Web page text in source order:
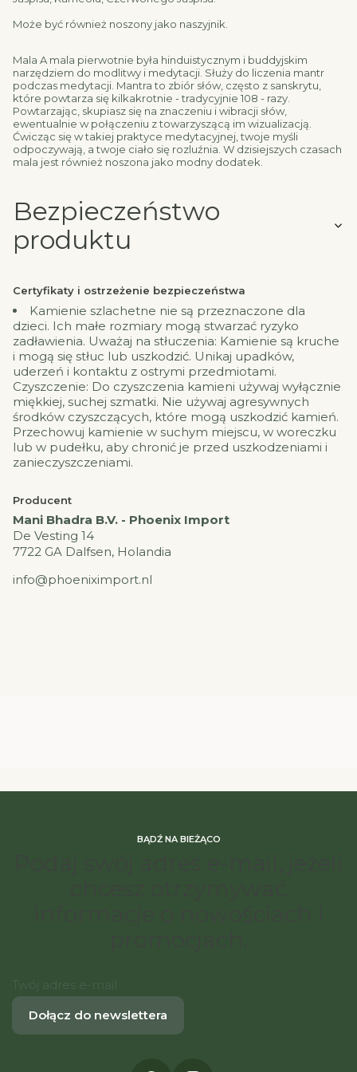
Może być również noszony jako naszyjnik.
Mala A mala pierwotnie była hinduistycznym i buddyjskim
narzędziem do modlitwy i medytacji. Służy do liczenia mantr
podczas medytacji. Mantra to zbiór słów, często z sanskrytu,
które powtarza się kilkakrotnie - tradycyjnie 108 - razy.
Powtarzając, skupiasz się na znaczeniu i wibracji słów,
ewentualnie w połączeniu z towarzyszącą im wizualizacją.
Ćwicząc się w takiej praktyce medytacyjnej, twoje myśli
odpoczywają, a twoje ciało się rozluźnia. W dzisiejszych czasach
mala jest również noszona jako modny dodatek.
Bezpieczeństwo
produktu
Certyfikaty i ostrzeżenie bezpieczeństwa
Kamienie szlachetne nie są przeznaczone dla
dzieci. Ich małe rozmiary mogą stwarzać ryzyko
zadławienia. Uważaj na stłuczenia: Kamienie są kruche
i mogą się stłuc lub uszkodzić. Unikaj upadków,
uderzeń i kontaktu z ostrymi przedmiotami.
Czyszczenie: Do czyszczenia kamieni używaj wyłącznie
miękkiej, suchej szmatki. Nie używaj agresywnych
środków czyszczących, które mogą uszkodzić kamień.
Przechowuj kamienie w suchym miejscu, w woreczku
lub w pudełku, aby chronić je przed uszkodzeniami i
zanieczyszczeniami.
Producent
Mani Bhadra B.V. - Phoenix Import
De Vesting 14
7722 GA Dalfsen, Holandia
info@phoeniximport.nl
BĄDŹ NA BIEŻĄCO
Twój adres e-mail
Dołącz do newslettera